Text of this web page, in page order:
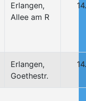
Erlangen,
Allee am R
Erlangen,
Goethestr.